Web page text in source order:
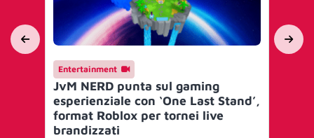
Entertainment
JvM NERD punta sul gaming
esperienziale con ‘One Last Stand’,
format Roblox per tornei live
brandizzati